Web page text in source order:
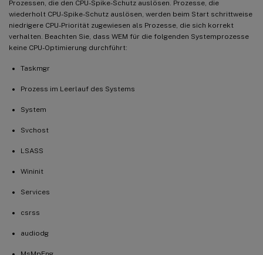
Prozessen, die den CPU-Spike-Schutz auslösen. Prozesse, die
wiederholt CPU-Spike-Schutz auslösen, werden beim Start schrittweise
niedrigere CPU-Priorität zugewiesen als Prozesse, die sich korrekt
verhalten. Beachten Sie, dass WEM für die folgenden Systemprozesse
keine CPU-Optimierung durchführt:
Taskmgr
Prozess im Leerlauf des Systems
System
Svchost
LSASS
Wininit
Services
csrss
audiodg